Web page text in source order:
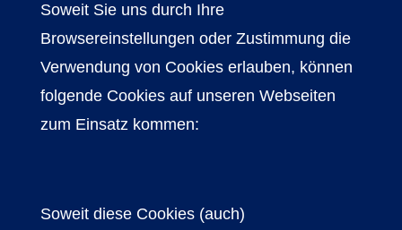
Soweit Sie uns durch Ihre
Browsereinstellungen oder Zustimmung die
Verwendung von Cookies erlauben, können
folgende Cookies auf unseren Webseiten
zum Einsatz kommen:
Soweit diese Cookies (auch)